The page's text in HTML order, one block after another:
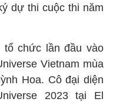
dự thi cuộc thi năm
tổ chức lần đầu vào
Vietnam mùa
Hoa. Cô đại diện
2023 tại El